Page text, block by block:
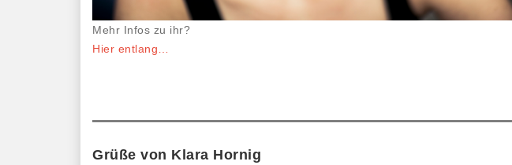
Mehr Infos zu ihr?
Hier entlang…
Grüße von Klara Hornig